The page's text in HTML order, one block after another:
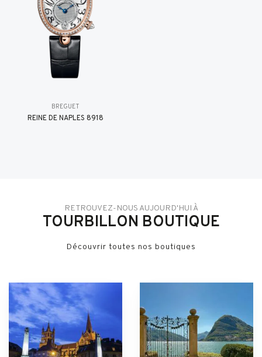
BREGUET
REINE DE NAPLES 8918
RETROUVEZ-NOUS AUJOURD'HUI À
TOURBILLON BOUTIQUE
Découvrir toutes nos boutiques